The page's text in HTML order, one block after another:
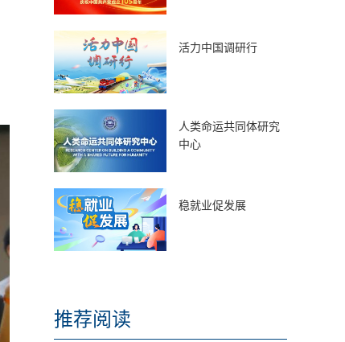
活力中国调研行
人类命运共同体研究
中心
稳就业促发展
推荐阅读